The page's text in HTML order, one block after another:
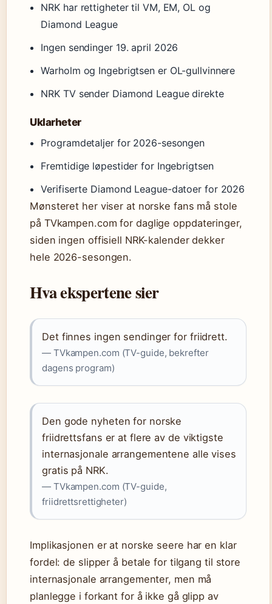
NRK har rettigheter til VM, EM, OL og
Diamond League
Ingen sendinger 19. april 2026
Warholm og Ingebrigtsen er OL-gullvinnere
NRK TV sender Diamond League direkte
Uklarheter
Programdetaljer for 2026-sesongen
Fremtidige løpestider for Ingebrigtsen
Verifiserte Diamond League-datoer for 2026
Mønsteret her viser at norske fans må stole
på TVkampen.com for daglige oppdateringer,
siden ingen offisiell NRK-kalender dekker
hele 2026-sesongen.
Hva ekspertene sier
Det finnes ingen sendinger for friidrett.
— TVkampen.com (TV-guide, bekrefter
dagens program)
Den gode nyheten for norske
friidrettsfans er at flere av de viktigste
internasjonale arrangementene alle vises
gratis på NRK.
— TVkampen.com (TV-guide,
friidrettsrettigheter)
Implikasjonen er at norske seere har en klar
fordel: de slipper å betale for tilgang til store
internasjonale arrangementer, men må
planlegge i forkant for å ikke gå glipp av